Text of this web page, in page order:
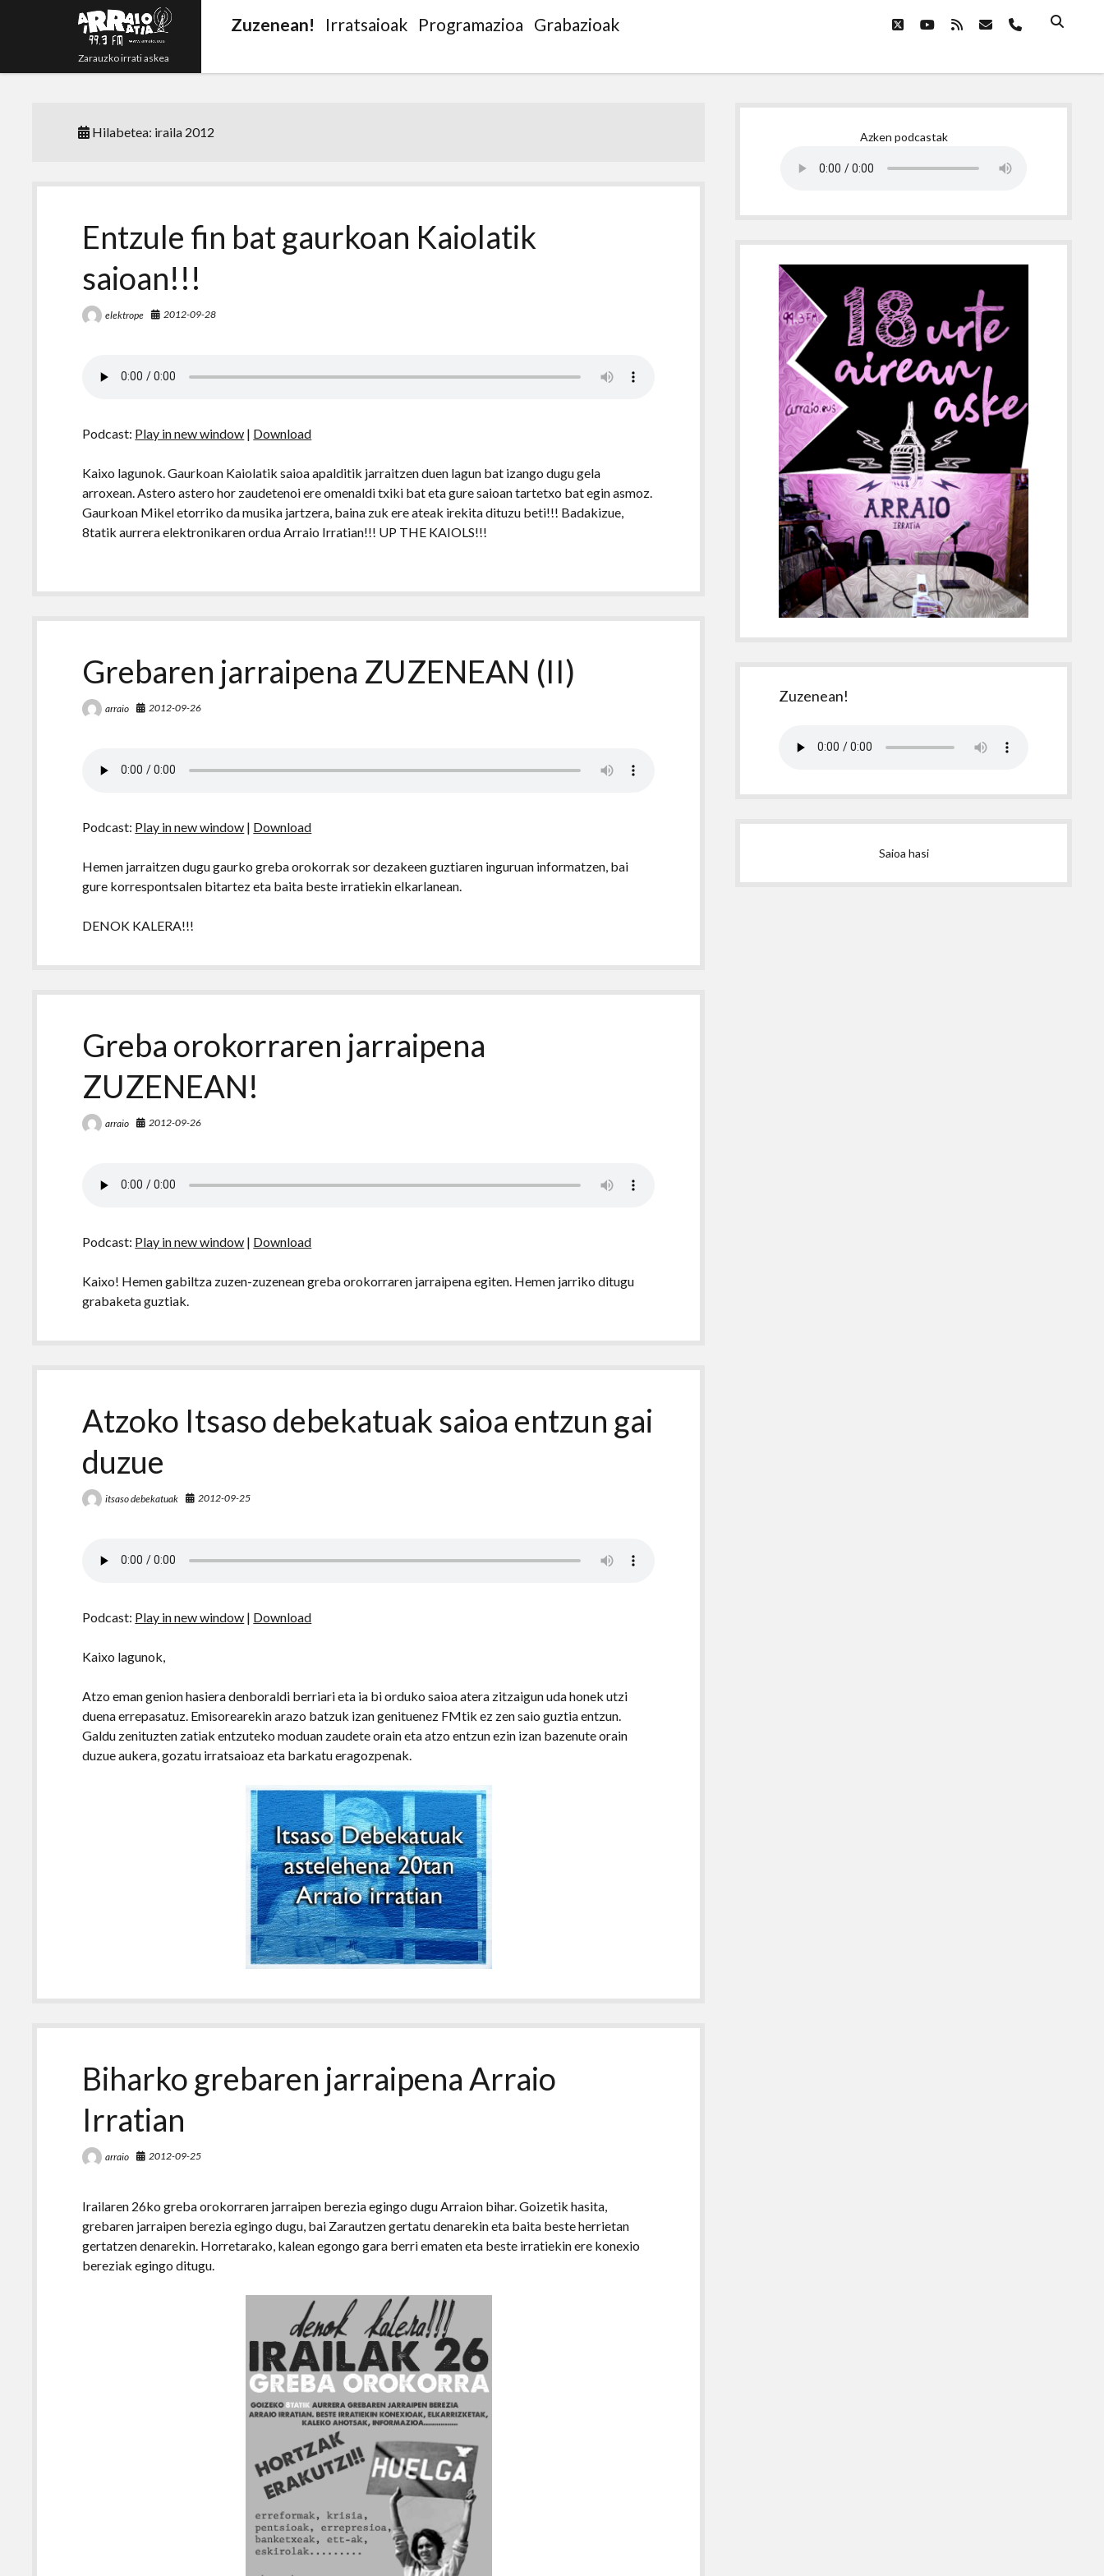
Zarauzko irrati askea
Zuzenean! Irratsaioak Programazioa Grabazioak twitteryoutube
rss emailphone
Hilabetea: iraila 2012
Entzule fin bat gaurkoan Kaiolatik
saioan!!!
elektrope 2012-09-28
Podcast: Play in new window | Download
Kaixo lagunok. Gaurkoan Kaiolatik saioa apalditik jarraitzen duen lagun bat izango dugu gela
arroxean. Astero astero hor zaudetenoi ere omenaldi txiki bat eta gure saioan tartetxo bat egin asmoz.
Gaurkoan Mikel etorriko da musika jartzera, baina zuk ere ateak irekita dituzu beti!!! Badakizue,
8tatik aurrera elektronikaren ordua Arraio Irratian!!! UP THE KAIOLS!!!
Grebaren jarraipena ZUZENEAN (II)
arraio 2012-09-26
Podcast: Play in new window | Download
Hemen jarraitzen dugu gaurko greba orokorrak sor dezakeen guztiaren inguruan informatzen, bai
gure korrespontsalen bitartez eta baita beste irratiekin elkarlanean.
DENOK KALERA!!!
Greba orokorraren jarraipena
ZUZENEAN!
arraio 2012-09-26
Podcast: Play in new window | Download
Kaixo! Hemen gabiltza zuzen-zuzenean greba orokorraren jarraipena egiten. Hemen jarriko ditugu
grabaketa guztiak.
Atzoko Itsaso debekatuak saioa entzun gai
duzue
itsaso debekatuak 2012-09-25
Podcast: Play in new window | Download
Kaixo lagunok,
Atzo eman genion hasiera denboraldi berriari eta ia bi orduko saioa atera zitzaigun uda honek utzi
duena errepasatuz. Emisorearekin arazo batzuk izan genituenez FMtik ez zen saio guztia entzun.
Galdu zenituzten zatiak entzuteko moduan zaudete orain eta atzo entzun ezin izan bazenute orain
duzue aukera, gozatu irratsaioaz eta barkatu eragozpenak.
Biharko grebaren jarraipena Arraio
Irratian
arraio 2012-09-25
Irailaren 26ko greba orokorraren jarraipen berezia egingo dugu Arraion bihar. Goizetik hasita,
grebaren jarraipen berezia egingo dugu, bai Zarautzen gertatu denarekin eta baita beste herrietan
gertatzen denarekin. Horretarako, kalean egongo gara berri ematen eta beste irratiekin ere konexio
bereziak egingo ditugu.
Azken podcastak
Zuzenean!
Saioa hasi